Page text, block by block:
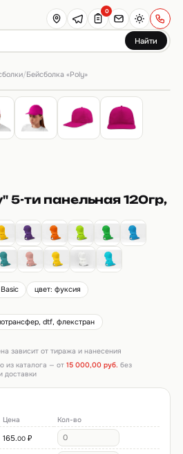
Найти
0
/Бейсболка «Poly»
5-ти панельная 120гр,
цвет: фуксия
dtf, флекстран
зависит от тиража и нанесения
из каталога — от 15 000,00 руб. без
доставки
Цена Кол-во
165.00₽